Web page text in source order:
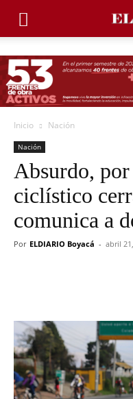
Inicio Nación
Nación
Absurdo,
ciclístico
comunica a
Por ELDIARIO Boyacá - abril